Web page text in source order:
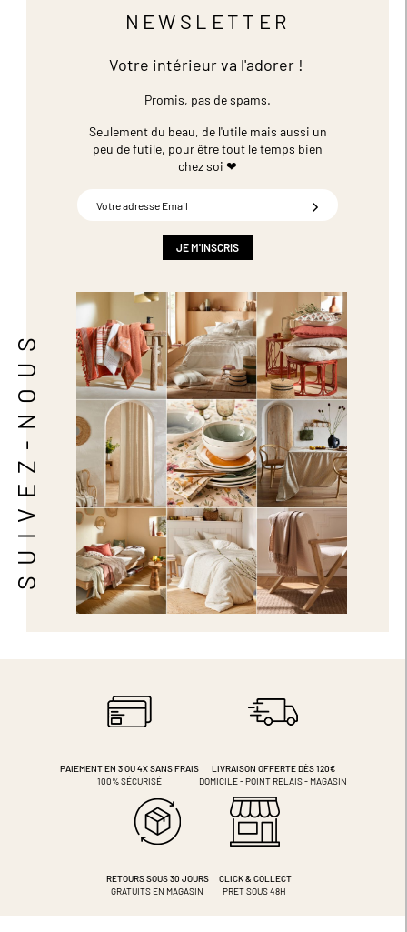
SUIVEZ-NOUS
NEWSLETTER
Votre intérieur va l'adorer !
Promis, pas de spams.
Seulement du beau, de l'utile mais aussi un
peu de futile, pour être tout le temps bien
chez soi ❤
JE M'INSCRIS
PAIEMENT EN 3 OU 4XSANS FRAIS
100% SÉCURISÉ
LIVRAISON OFFERTE DÈS 120€
DOMICILE - POINT RELAIS - MAGASIN
RETOURS SOUS 30 JOURS
GRATUITS EN MAGASIN
CLICK & COLLECT
PRÊT SOUS 48H